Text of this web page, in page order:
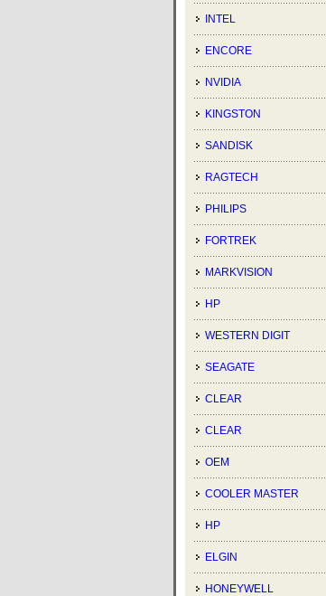
INTEL
ENCORE
NVIDIA
KINGSTON
SANDISK
RAGTECH
PHILIPS
FORTREK
MARKVISION
HP
WESTERN DIGIT
SEAGATE
CLEAR
CLEAR
OEM
COOLER MASTER
HP
ELGIN
HONEYWELL